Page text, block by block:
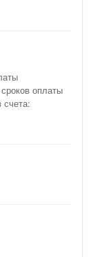
оплаты
счета: